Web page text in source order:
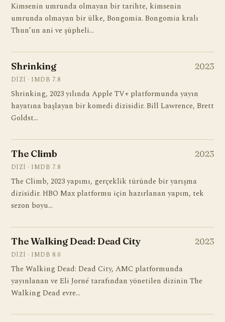
Kimsenin umrunda olmayan bir tarihte, kimsenin
umrunda olmayan bir ülke, Bongomia. Bongomia kralı
Thun’un ani ve şüpheli…
Shrinking 2023
DIZI · IMDB 7.8
Shrinking, 2023 yılında Apple TV+ platformunda yayın
hayatına başlayan bir komedi dizisidir. Bill Lawrence, Brett
Goldst…
The Climb 2023
DIZI · IMDB 7.8
The Climb, 2023 yapımı, gerçeklik türünde bir yarışma
dizisidir. HBO Max platformu için hazırlanan yapım, tek
sezon boyu…
The Walking Dead: Dead City 2023
DIZI · IMDB 8.0
The Walking Dead: Dead City, AMC platformunda
yayınlanan ve Eli Jorné tarafından yönetilen dizinin The
Walking Dead evre…